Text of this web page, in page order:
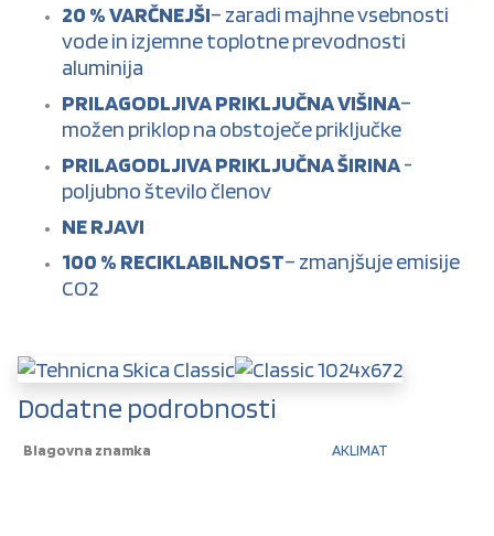
20 % VARČNEJŠI– zaradi majhne vsebnosti
vode in izjemne toplotne prevodnosti
aluminija
PRILAGODLJIVA PRIKLJUČNA VIŠINA–
možen priklop na obstoječe priključke
PRILAGODLJIVA PRIKLJUČNA ŠIRINA-
poljubno število členov
NE RJAVI
100 % RECIKLABILNOST– zmanjšuje emisije
CO2
Dodatne podrobnosti
Blagovna znamka AKLIMAT